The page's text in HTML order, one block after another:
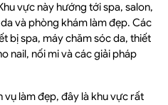
vực này hướng tới spa, salon,
và phòng khám làm đẹp. Các
bị spa, máy chăm sóc da, thiết
nail, nối mi và các giải pháp
vụ làm đẹp, đây là khu vực rất